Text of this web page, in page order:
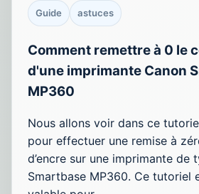
Guide astuces
Comment remettre à 0 le
d'une imprimante Canon
MP360
Nous allons voir dans ce
pour effectuer une remise à
d’encre sur une imprimante de
Smartbase MP360. Ce tutoriel